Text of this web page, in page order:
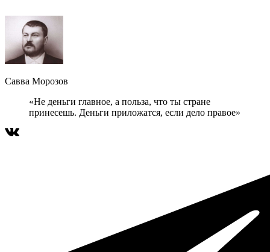
Савва Морозов
«Не деньги главное, а польза, что ты стране
принесешь. Деньги приложатся, если дело правое»